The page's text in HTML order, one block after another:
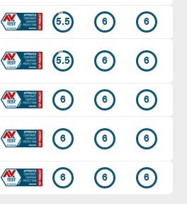
5.5 6 6
5.5 6 6
6 6 6
6 6 6
6 6 6